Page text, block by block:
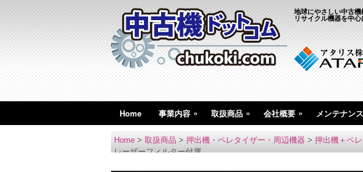
地球にやさしい中古機
リサイクル機器を中
Home 事業内容 » 取扱商品 » 会社概要 » メンテナンス
Home > 取扱商品 > 押出機・ペレタイザー・周辺機器 > 押出機＋ペ
レーザーフィルター付属